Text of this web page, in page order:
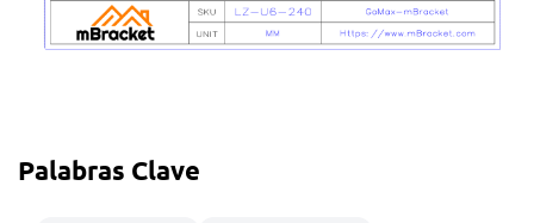
Palabras Clave